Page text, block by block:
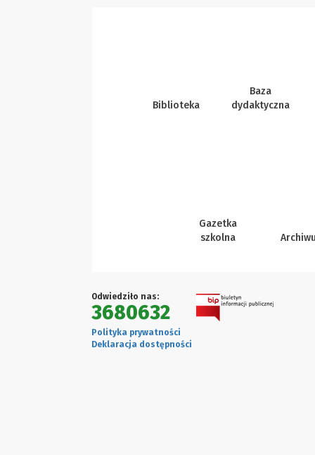
Biblioteka
Baza
dydaktyczna
Gazetka
szkolna
Odwiedziło nas:
3680632
Polityka prywatności
Deklaracja dostępności